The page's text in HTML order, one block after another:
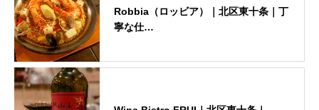
Robbia（ロッビア）｜北区東十条｜丁
寧な仕…